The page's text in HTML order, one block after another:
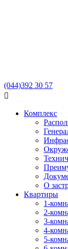
(044)392 30 57

Комплекс
О
Квартиры
1-
2-
3-
4-
5-